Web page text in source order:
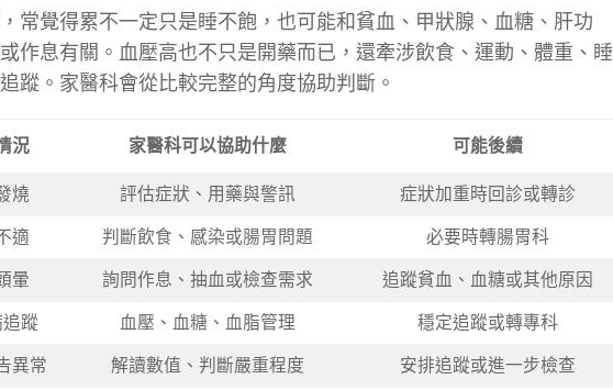
常覺得累不一定只是睡不飽，也可能和貧血、甲狀腺、血糖、肝功
作息有關。血壓高也不只是開藥而已，還牽涉飲食、運動、體重、睡
蹤。家醫科會從比較完整的角度協助判斷。
況 家醫科可以協助什麼 可能後續
燒 評估症狀、用藥與警訊 症狀加重時回診或轉診
適 判斷飲食、感染或腸胃問題 必要時轉腸胃科
暈 詢問作息、抽血或檢查需求 追蹤貧血、血糖或其他原因
蹤 血壓、血糖、血脂管理 穩定追蹤或轉專科
異常 解讀數值、判斷嚴重程度 安排追蹤或進一步檢查